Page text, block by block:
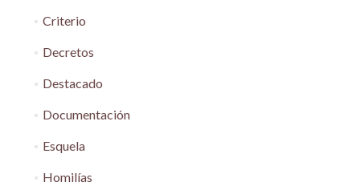
Criterio
Decretos
Destacado
Documentación
Esquela
Homilías